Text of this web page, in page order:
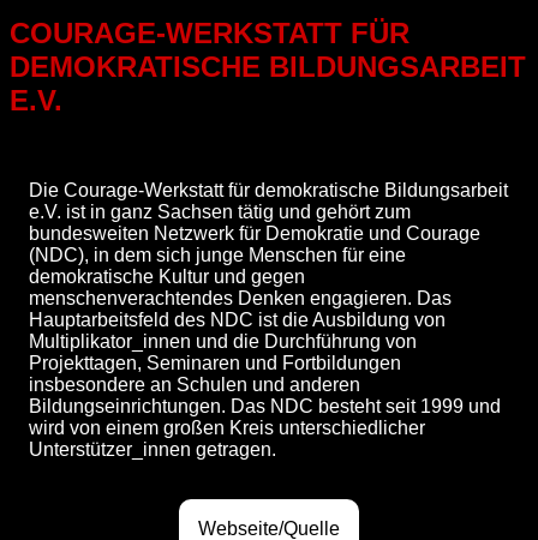
COURAGE-WERKSTATT FÜR
DEMOKRATISCHE BILDUNGSARBEIT
E.V.
Die Courage-Werkstatt für demokratische Bildungsarbeit
e.V. ist in ganz Sachsen tätig und gehört zum
bundesweiten Netzwerk für Demokratie und Courage
(NDC), in dem sich junge Menschen für eine
demokratische Kultur und gegen
menschenverachtendes Denken engagieren. Das
Hauptarbeitsfeld des NDC ist die Ausbildung von
Multiplikator_innen und die Durchführung von
Projekttagen, Seminaren und Fortbildungen
insbesondere an Schulen und anderen
Bildungseinrichtungen. Das NDC besteht seit 1999 und
wird von einem großen Kreis unterschiedlicher
Unterstützer_innen getragen.
Webseite/Quelle